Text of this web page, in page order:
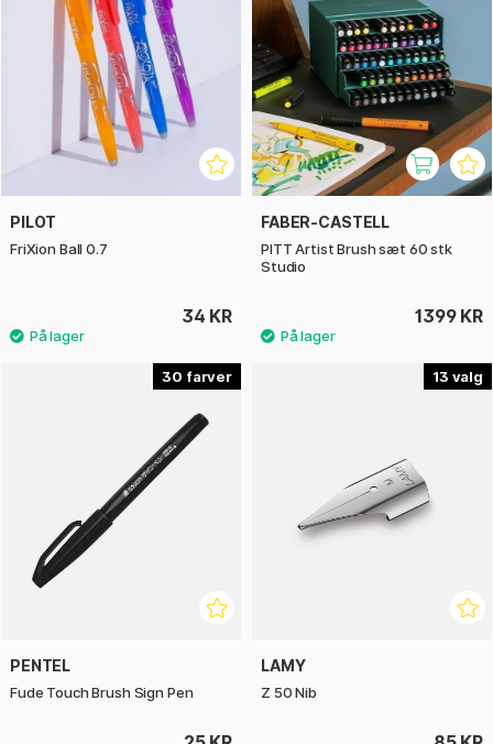
PILOT
FriXion Ball 0.7
34 KR
FABER-CASTELL
PITT Artist Brush sæt 60 stk
Studio
1399 KR
30
PENTEL
Fude Touch Brush Sign Pen
13
LAMY
Z 50 Nib